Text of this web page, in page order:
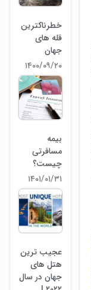
خطرناکترین
قله‌ های
جهان
۱۴۰۰/۰۹/۲۰
بیمه
مسافرتی
چیست؟
۱۴۰۱/۰۱/۳۱
عجیب ترین
هتل های
جهان در سال